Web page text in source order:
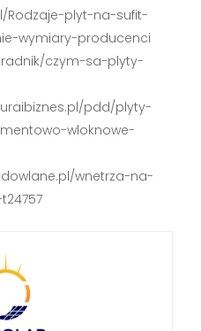
Rodzaje-plyt-na-sufit-
wymiary-producenci
czym-sa-plyty-
pdd/plyty-
wloknowe-
wnetrza-na-